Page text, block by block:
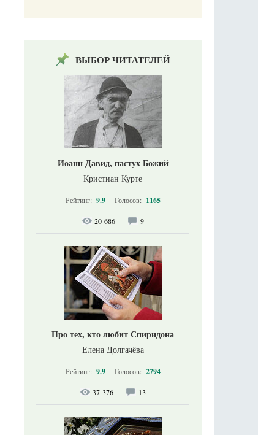
ВЫБОР ЧИТАТЕЛЕЙ
Иоанн Давид, пастух Божий
Кристиан Курте
Рейтинг: 9.9 Голосов: 1165
20 686 9
Про тех, кто любит Спиридона
Елена Долгачёва
Рейтинг: 9.9 Голосов: 2794
37 376 13